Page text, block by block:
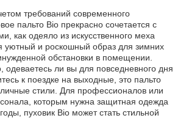
требований современного
пальто Bio прекрасно сочетается с
как одеяло из искусственного меха
уютный и роскошный образ для зимних
обстановки в помещении.
одеваетесь ли вы для повседневного дня
к поездке на выходные, это пальто
стили. Для профессионалов или
которым нужна защитная одежда
пуховик Bio может стать стильной